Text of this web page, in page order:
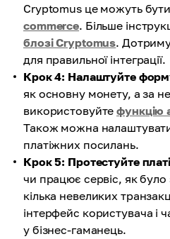
Cryptomus це можуть бути
commerce. Більше
блозі Cryptomus.
для правильної інтеграції.
Крок 4: Налаштуйте
як основну монету, а за
використовуйтефункцію
Також можна
платіжних посилань.
Крок 5: Протестуйте
чи працює сервіс, як
кілька невеликих
інтерфейс користувача і
у бізнес-гаманець.